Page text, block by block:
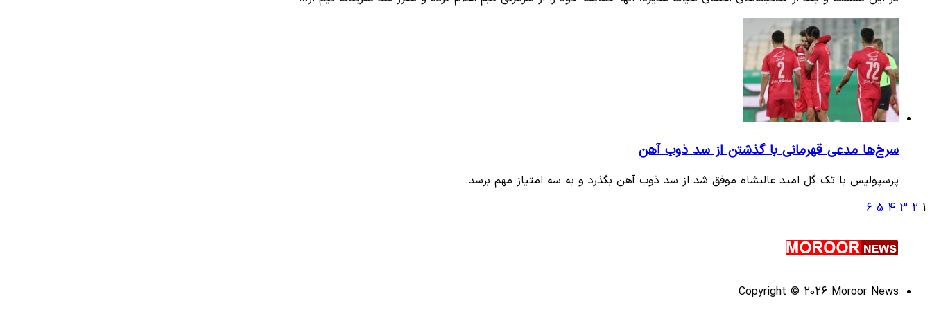
سرخ‌ها مدعی قهرمانی با گذشتن از سد ذوب آهن
پرسپولیس با تک گل امید عالیشاه موفق شد از سد ذوب آهن بگذرد و به سه امتیاز مهم برسد.
1
2
3
4
5
6
Copyright © 2026 Moroor News